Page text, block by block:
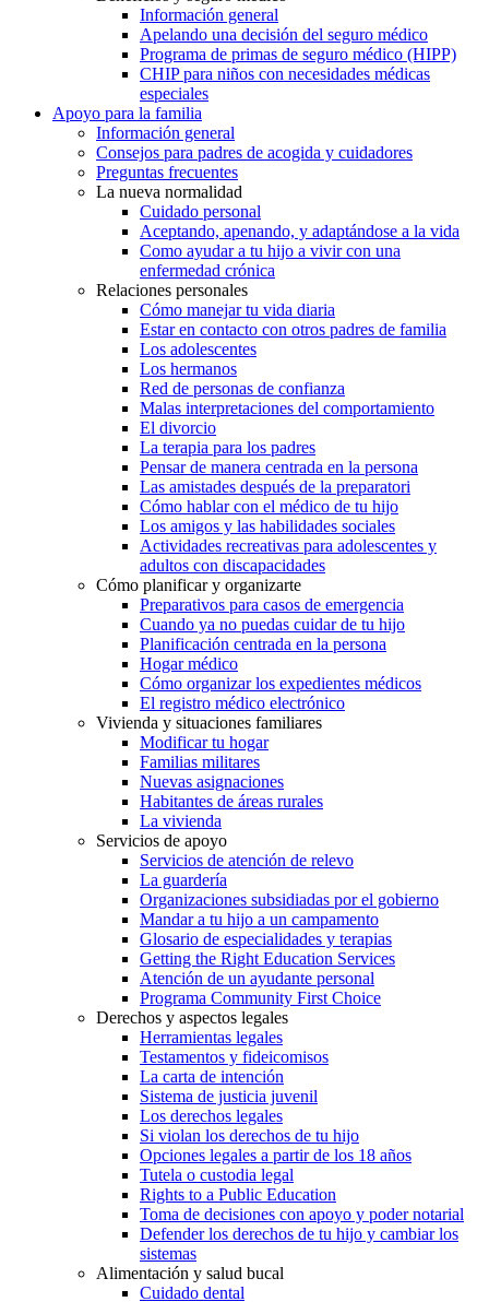
Información general
Apelando una decisión del seguro médico
Programa de primas de seguro médico (HIPP)
CHIP para niños con necesidades médicas
especiales
Apoyo para la familia
Información general
Consejos para padres de acogida y cuidadores
Preguntas frecuentes
La nueva normalidad
Cuidado personal
Aceptando, apenando, y adaptándose a la vida
Como ayudar a tu hijo a vivir con una
enfermedad crónica
Relaciones personales
Cómo manejar tu vida diaria
Estar en contacto con otros padres de familia
Los adolescentes
Los hermanos
Red de personas de confianza
Malas interpretaciones del comportamiento
El divorcio
La terapia para los padres
Pensar de manera centrada en la persona
Las amistades después de la preparatori
Cómo hablar con el médico de tu hijo
Los amigos y las habilidades sociales
Actividades recreativas para adolescentes y
adultos con discapacidades
Cómo planificar y organizarte
Preparativos para casos de emergencia
Cuando ya no puedas cuidar de tu hijo
Planificación centrada en la persona
Hogar médico
Cómo organizar los expedientes médicos
El registro médico electrónico
Vivienda y situaciones familiares
Modificar tu hogar
Familias militares
Nuevas asignaciones
Habitantes de áreas rurales
La vivienda
Servicios de apoyo
Servicios de atención de relevo
La guardería
Organizaciones subsidiadas por el gobierno
Mandar a tu hijo a un campamento
Glosario de especialidades y terapias
Getting the Right Education Services
Atención de un ayudante personal
Programa Community First Choice
Derechos y aspectos legales
Herramientas legales
Testamentos y fideicomisos
La carta de intención
Sistema de justicia juvenil
Los derechos legales
Si violan los derechos de tu hijo
Opciones legales a partir de los 18 años
Tutela o custodia legal
Rights to a Public Education
Toma de decisiones con apoyo y poder notarial
Defender los derechos de tu hijo y cambiar los
sistemas
Alimentación y salud bucal
Cuidado dental